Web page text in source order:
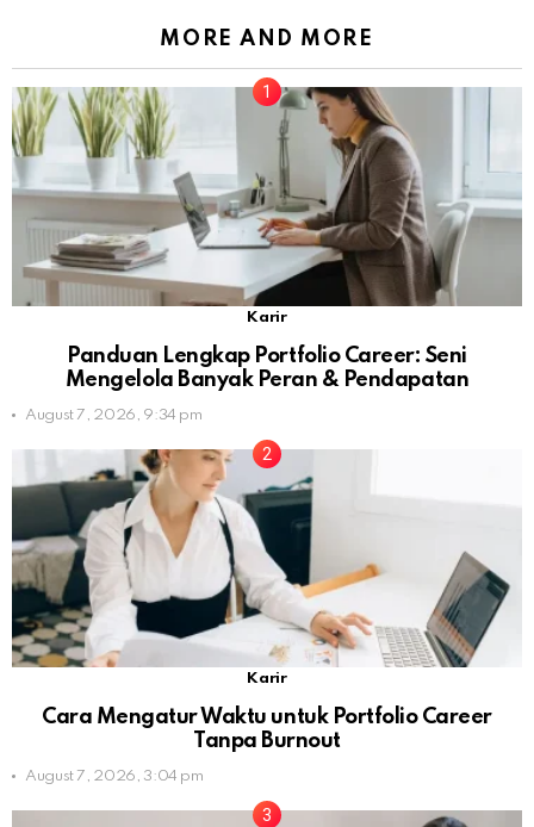
MORE AND MORE
Karir
Panduan Lengkap Portfolio Career: Seni
Mengelola Banyak Peran & Pendapatan
August 7, 2026, 9:34 pm
Karir
Cara Mengatur Waktu untuk Portfolio Career
Tanpa Burnout
August 7, 2026, 3:04 pm